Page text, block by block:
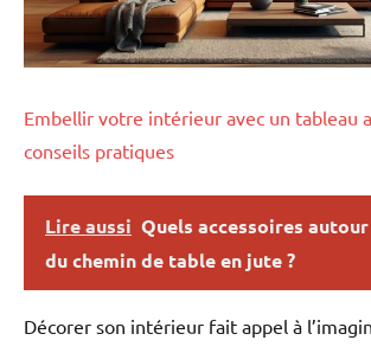
Embellir votre intérieur avec un tableau
conseils pratiques
Lire aussi Quels accessoires autour
du chemin de table en jute ?
Décorer son intérieur fait appel à